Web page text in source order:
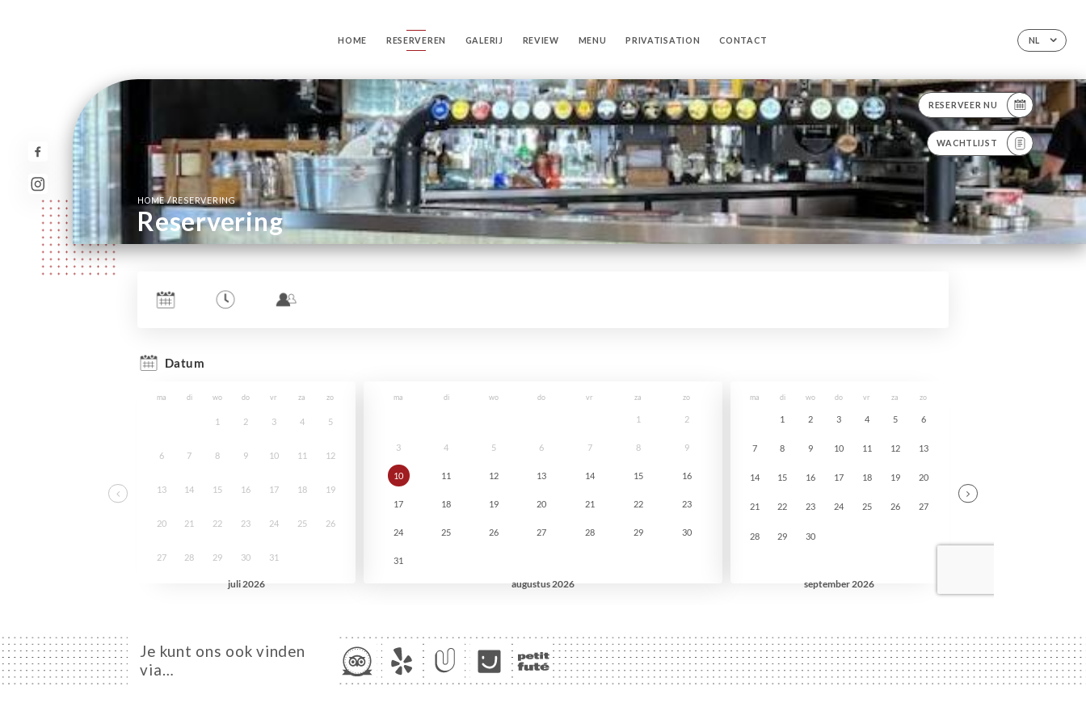
NL
HOME RESERVEREN GALERIJ REVIEW MENU PRIVATISATION CONTACT
RESERVEER NU
WACHTLIJST
HOME/RESERVERING
Reservering
Je kunt ons ook vinden
via…